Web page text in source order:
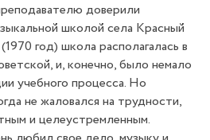
доверили
школой села Красный
год) школа располагалась в
и, конечно, было немало
учебного процесса. Но
не жаловался на трудности,
и целеустремленным.